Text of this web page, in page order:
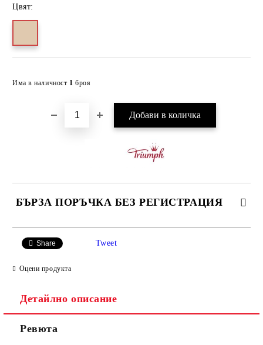
Цвят:
Има в наличност 1 броя
БЪРЗА ПОРЪЧКА БЕЗ РЕГИСТРАЦИЯ
Share Tweet
Оцени продукта
Детайлно описание
Ревюта